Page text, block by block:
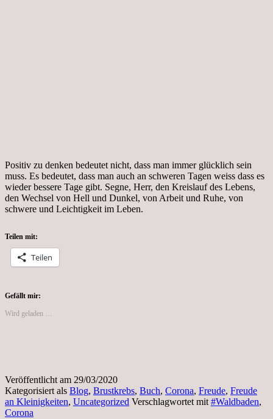
Positiv zu denken bedeutet nicht, dass man immer glücklich sein
muss. Es bedeutet, dass man auch an schweren Tagen weiss dass es
wieder bessere Tage gibt. Segne, Herr, den Kreislauf des Lebens,
den Wechsel von Hell und Dunkel, von Arbeit und Ruhe, von
schwere und Leichtigkeit im Leben.
Teilen mit:
Teilen
Gefällt mir:
Wird geladen …
Veröffentlicht am 29/03/2020
Kategorisiert als Blog, Brustkrebs, Buch, Corona, Freude, Freude
an Kleinigkeiten, Uncategorized Verschlagwortet mit #Waldbaden,
Corona